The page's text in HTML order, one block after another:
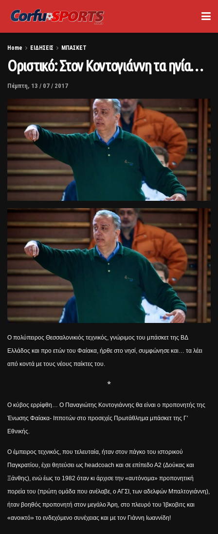
Home ΕΙΔΗΣΕΙΣ ΜΠΑΣΚΕΤ
Οριστικό: Στον Κοντογιάννη τα ηνία…
Πέμπτη, 13 / 07 / 2017
Ο πολύπειρος Θεσσαλονικιός τεχνικός, γνώριμος του μπάσκετ της ΒΔ
Ελλάδος και προ ετών του Φαίακα, ήρθε στο νησί, συμφώνησε και… τα λέει
από κοντά με τους νέους παίκτες του.
*
Ο κύβος ερρίφθη… Ο Παναγιώτης Κοντογιάννης θα είναι ο προπονητής της
Ένωσης Φαίακα- Ιπποτών στο προσεχές Πρωτάθλημα μπάσκετ της Γ’
Εθνικής.
Ο έμπειρος τεχνικός, που τελευταία, ήταν στον πάγκο του ιστορικού
Παγκρατίου, έχει θητεύσει ως headcoach και σε επίπεδο Α2 (Δούκας και
Ξάνθης), ενώ έως το 1982 όταν κι άρχισε την «αυτόνομα» προπονητική
πορεία του (πρώτη ομάδα που ανέλαβε, ο ΑΓΣΙ, των αδελφών Μπαλτογιάννη),
ήταν βοηθός προπονητή στον μεγάλο Άρη, στο πλευρό του Ίβκοβιτς και
«ανοικτό» το ενδεχόμενο συνέχειας και με τον Γιάννη Ιωαννίδη!